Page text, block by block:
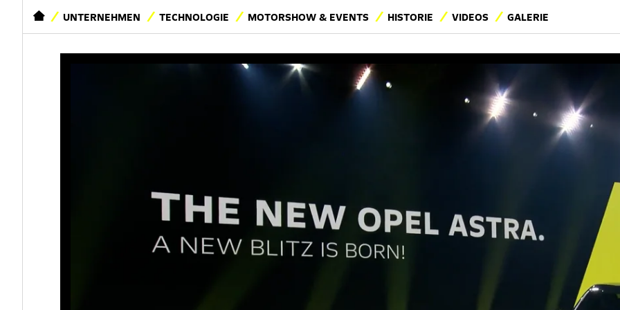
STARTSEITEUNTERNEHMEN TECHNOLOGIE MOTORSHOW & EVENTS HISTORIE VIDEOS GALERIE